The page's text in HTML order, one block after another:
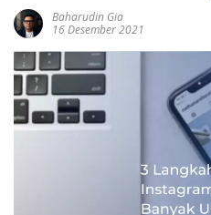
Baharudin Gia
16 Desember 2021